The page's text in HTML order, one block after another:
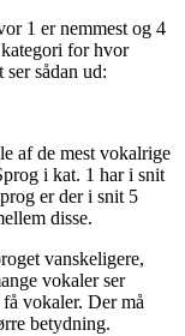
1 er nemmest og 4
for hvor
sådan ud:
af de mest vokalrige
i kat. 1 har i snit
er der i snit 5
disse.
vanskeligere,
vokaler ser
vokaler. Der må
betydning.